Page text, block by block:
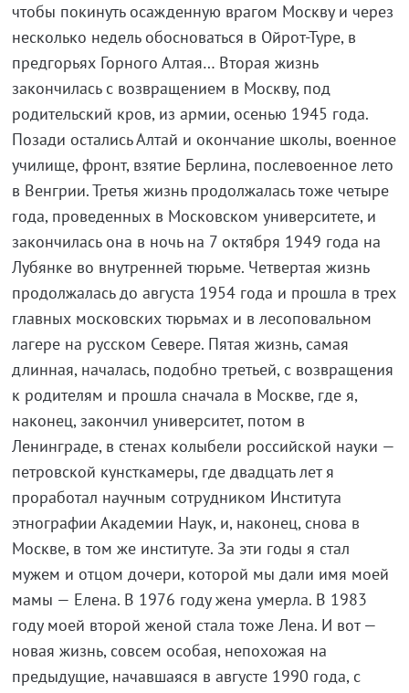
чтобы покинуть осажденную врагом Москву и через
несколько недель обосноваться в Ойрот-Туре, в
предгорьях Горного Алтая… Вторая жизнь
закончилась с возвращением в Москву, под
родительский кров, из армии, осенью 1945 года.
Позади остались Алтай и окончание школы, военное
училище, фронт, взятие Берлина, послевоенное лето
в Венгрии. Третья жизнь продолжалась тоже четыре
года, проведенных в Московском университете, и
закончилась она в ночь на 7 октября 1949 года на
Лубянке во внутренней тюрьме. Четвертая жизнь
продолжалась до августа 1954 года и прошла в трех
главных московских тюрьмах и в лесоповальном
лагере на русском Севере. Пятая жизнь, самая
длинная, началась, подобно третьей, с возвращения
к родителям и прошла сначала в Москве, где я,
наконец, закончил университет, потом в
Ленинграде, в стенах колыбели российской науки —
петровской кунсткамеры, где двадцать лет я
проработал научным сотрудником Института
этнографии Академии Наук, и, наконец, снова в
Москве, в том же институте. За эти годы я стал
мужем и отцом дочери, которой мы дали имя моей
мамы — Елена. В 1976 году жена умерла. В 1983
году моей второй женой стала тоже Лена. И вот —
новая жизнь, совсем особая, непохожая на
предыдущие, начавшаяся в августе 1990 года, с